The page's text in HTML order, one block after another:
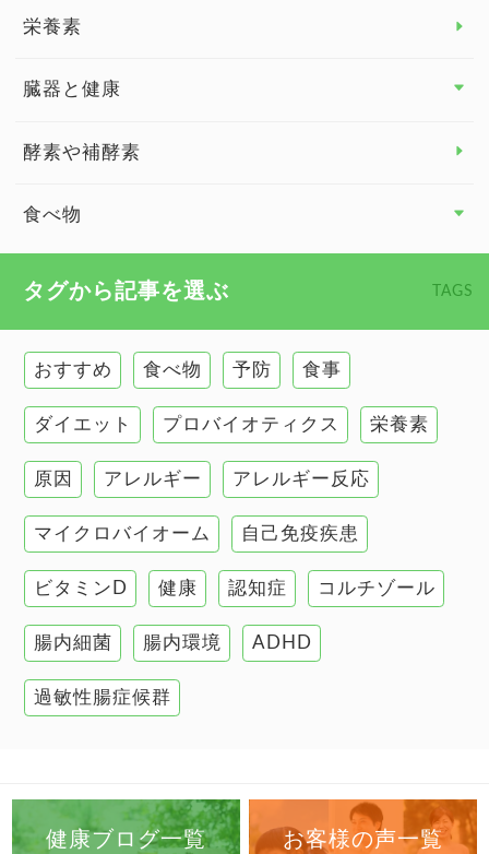
栄養素
臓器と健康
臓器と健康 トップ
慢性疲労
甲状腺
肌
肝臓の健康
腸の健康
自己免疫疾患
高血圧
酵素や補酵素
食べ物
タグから記事を選ぶ TAGS
おすすめ 食べ物 予防 食事
ダイエット プロバイオティクス 栄養素
原因 アレルギー アレルギー反応
マイクロバイオーム 自己免疫疾患
ビタミンD 健康 認知症 コルチゾール
腸内細菌 腸内環境 ADHD
過敏性腸症候群
健康ブログ一覧 お客様の声一覧